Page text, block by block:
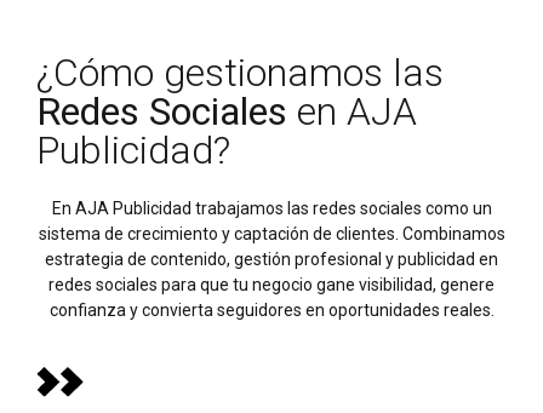
¿Cómo gestionamos las
Redes Sociales en AJA
Publicidad?
En AJA Publicidad trabajamos las redes sociales como un
sistema de crecimiento y captación de clientes. Combinamos
estrategia de contenido, gestión profesional y publicidad en
redes sociales para que tu negocio gane visibilidad, genere
confianza y convierta seguidores en oportunidades reales.